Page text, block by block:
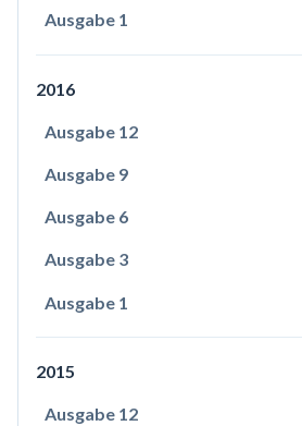
Ausgabe 1
2016
Ausgabe 12
Ausgabe 9
Ausgabe 6
Ausgabe 3
Ausgabe 1
2015
Ausgabe 12